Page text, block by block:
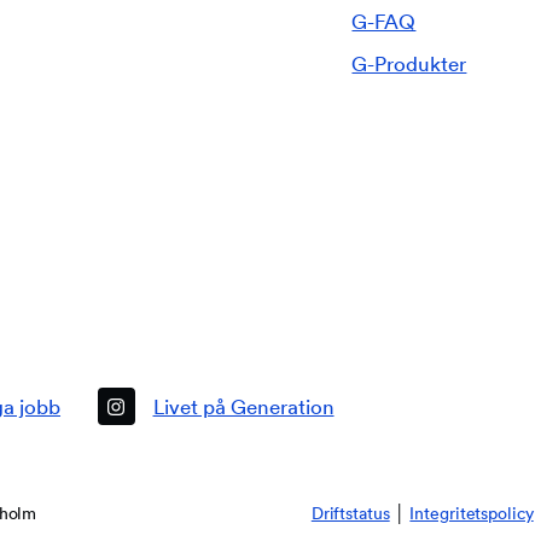
G-FAQ
G-Produkter
Driftstatus│ Integritetspolicy